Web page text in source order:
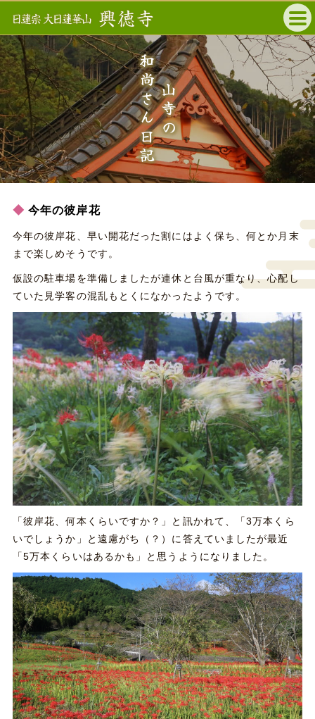
山寺の
和尚さん日記
今年の彼岸花
今年の彼岸花、早い開花だった割にはよく保ち、何とか月末
まで楽しめそうです。
仮設の駐車場を準備しましたが連休と台風が重なり、心配し
ていた見学客の混乱もとくになかったようです。
「彼岸花、何本くらいですか？」と訊かれて、「3万本くら
いでしょうか」と遠慮がち（？）に答えていましたが最近
「5万本くらいはあるかも」と思うようになりました。